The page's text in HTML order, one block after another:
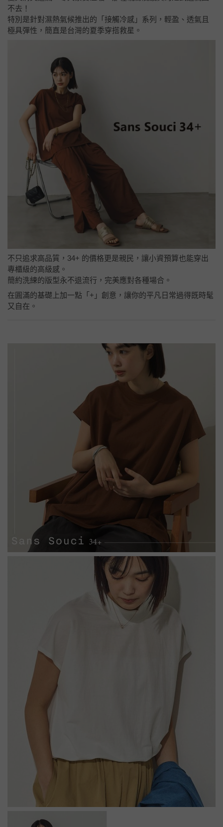
不去！
特別是針對濕熱氣候推出的「接觸冷感」系列，輕盈、透氣且
極具彈性，簡直是台灣的夏季穿搭救星。
不只追求高品質，34+ 的價格更是親民，讓小資預算也能穿出
專櫃級的高級感。
簡約洗練的版型永不退流行，完美應對各種場合。
在圓滿的基礎上加一點「+」創意，讓你的平凡日常過得既時髦
又自在。